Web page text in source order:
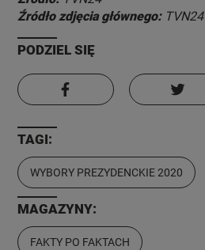
Źródło zdjęcia głównego: TVN24
PODZIEL SIĘ
TAGI:
WYBORY PREZYDENCKIE 2020
MAGAZYNY:
FAKTY PO FAKTACH